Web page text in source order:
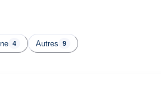
4 Autres 9